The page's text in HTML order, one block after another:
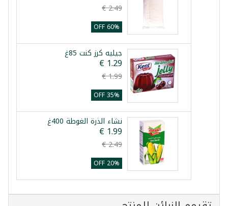
60% OFF
جيليه كرز كنت 85غ
35% OFF
نشاء الذرة الغوطة 400غ
20% OFF